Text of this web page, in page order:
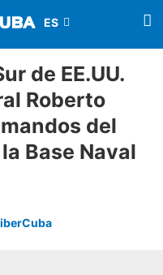
de EE.UU.
Roberto
del
Base Naval